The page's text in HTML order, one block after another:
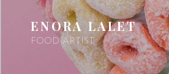
ENORA LALET
FOOD ARTIST